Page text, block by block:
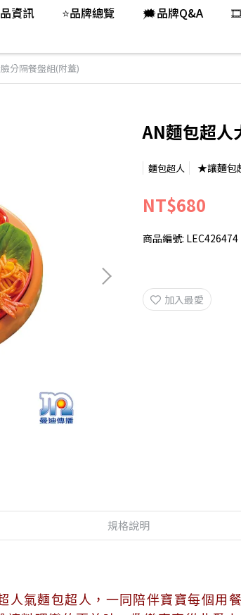
資訊 ⭐品牌總覽 🗯️品牌Q&A 🎞️
分隔餐盤組(附蓋)
AN麵包超人
麵包超人 ★讓麵包
NT$680
商品編號: LEC426474
加入最愛
規格說明
人氣麵包超人，一同陪伴寶寶每個用